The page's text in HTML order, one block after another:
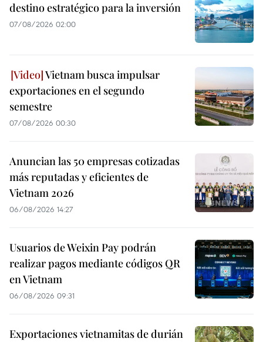
destino estratégico para la inversión
07/08/2026 02:00
Vietnam busca impulsar
exportaciones en el segundo
semestre
07/08/2026 00:30
Anuncian las 50 empresas cotizadas
más reputadas y eficientes de
Vietnam 2026
06/08/2026 14:27
Usuarios de Weixin Pay podrán
realizar pagos mediante códigos QR
en Vietnam
06/08/2026 09:31
Exportaciones vietnamitas de durián